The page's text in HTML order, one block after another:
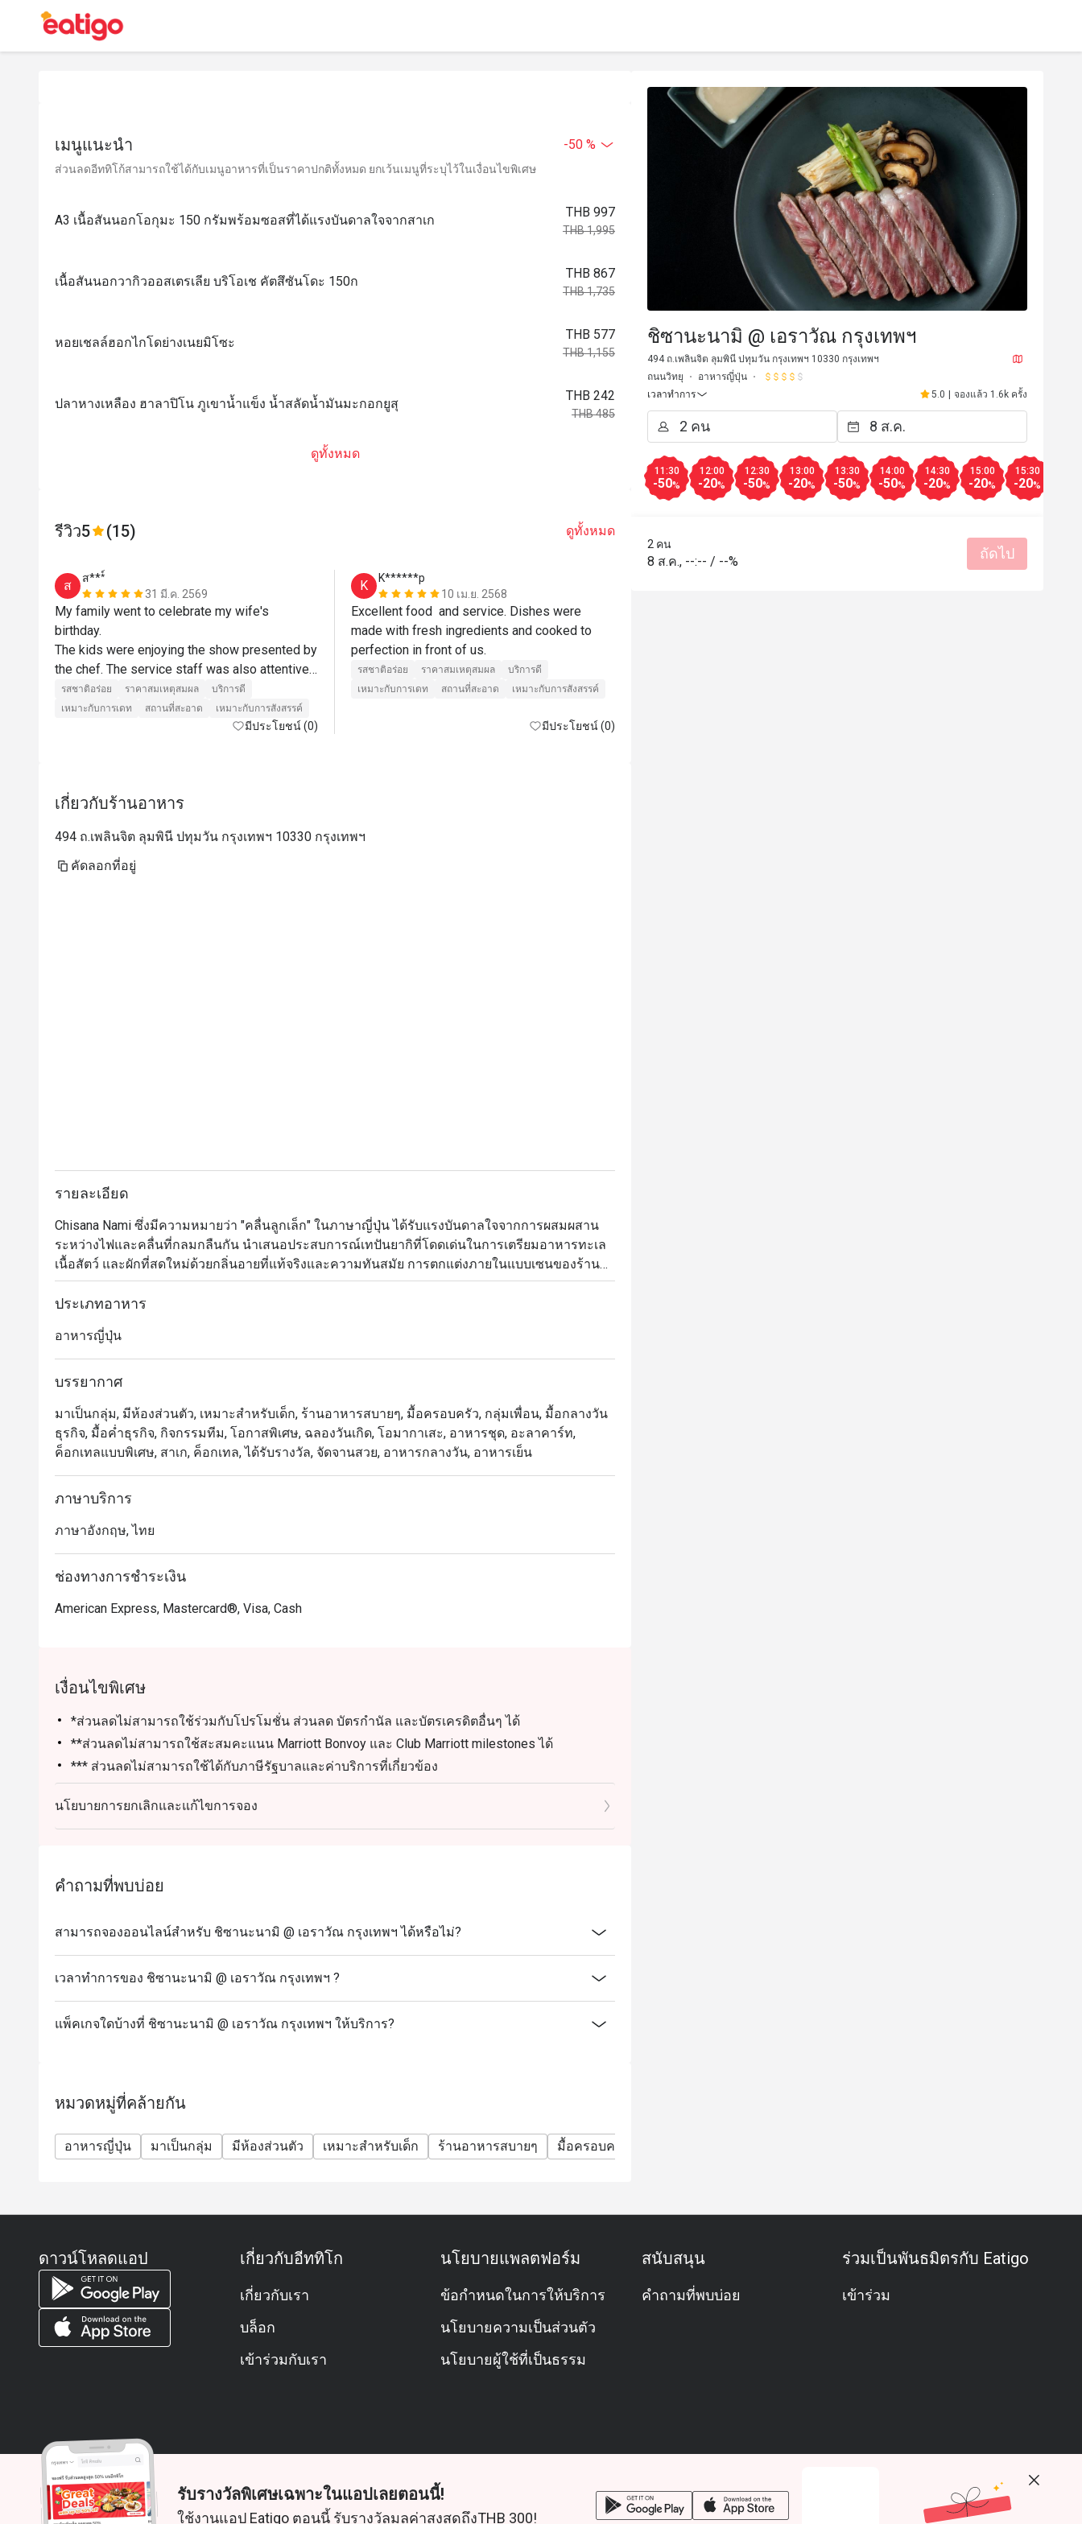
เมนูแนะนำ -50 %
ส่วนลดอีททิโก้สามารถใช้ได้กับเมนูอาหารที่เป็นราคาปกติทั้งหมด ยกเว้นเมนูที่ระบุไว้ในเงื่อนไขพิเศษ
A3 เนื้อสันนอกโอกุมะ 150 กรัมพร้อมซอสที่ได้แรงบันดาลใจจากสาเก
THB 997
THB 1,995
เนื้อสันนอกวากิวออสเตรเลีย บริโอเช คัตสึซันโดะ 150ก
THB 867
THB 1,735
หอยเชลล์ฮอกไกโดย่างเนยมิโซะ
THB 577
THB 1,155
ปลาหางเหลือง ฮาลาปิโน ภูเขาน้ำแข็ง น้ำสลัดน้ำมันมะกอกยูสุ
THB 242
THB 485
ดูทั้งหมด
รีวิว5 (15) ดูทั้งหมด
ส
ส***์
31 มี.ค. 2569
My family went to celebrate my wife's
birthday.
The kids were enjoying the show presented by
the chef. The service staff was also attentive
and helpful. Always asking if they could assist
more.
As for the food, it was delicious. The
for my wife's birthday. Almost all the staff
She was very happy about it. These small
details create a remembrance in our mind and
รสชาติอร่อย ราคาสมเหตุสมผล
บริการดี
เหมาะกับการเดท
สถานที่สะอาด เหมาะกับการสังสรรค์
มีประโยชน์ (0)
K
K******p
10 เม.ย. 2568
Excellent food  and service. Dishes were
made with fresh ingredients and cooked to
รสชาติอร่อย ราคาสมเหตุสมผล
บริการดี
เหมาะกับการเดท
สถานที่สะอาด เหมาะกับการสังสรรค์
มีประโยชน์ (0)
เกี่ยวกับร้านอาหาร
494 ถ.เพลินจิต ลุมพินี ปทุมวัน กรุงเทพฯ 10330 กรุงเทพฯ
คัดลอกที่อยู่
รายละเอียด
Chisana Nami ซึ่งมีความหมายว่า "คลื่นลูกเล็ก" ในภาษาญี่ปุ่น ได้รับแรงบันดาลใจจากการผสมผสาน
ระหว่างไฟและคลื่นที่กลมกลืนกัน นำเสนอประสบการณ์เทปันยากิที่โดดเด่นในการเตรียมอาหารทะเล
เนื้อสัตว์ และผักที่สดใหม่ด้วยกลิ่นอายที่แท้จริงและความทันสมัย การตกแต่งภายในแบบเซนของร้าน
อาหารมีการออกแบบร่วมสมัยที่ทันสมัยพร้อมบรรยากาศที่หรูหรา พื้นที่นี้โดดเด่นด้วยโทนสีเดียว เน้น
ด้วยโทนสีอบอุ่นของเก้าอี้ไม้และหนังรอบเคาน์เตอร์หินอ่อนอันมีสไตล์
ประเภทอาหาร
อาหารญี่ปุ่น
บรรยากาศ
มาเป็นกลุ่ม, มีห้องส่วนตัว, เหมาะสำหรับเด็ก, ร้านอาหารสบายๆ, มื้อครอบครัว, กลุ่มเพื่อน, มื้อกลางวัน
ธุรกิจ, มื้อค่ำธุรกิจ, กิจกรรมทีม, โอกาสพิเศษ, ฉลองวันเกิด, โอมากาเสะ, อาหารชุด, อะลาคาร์ท,
ค็อกเทลแบบพิเศษ, สาเก, ค็อกเทล, ได้รับรางวัล, จัดจานสวย, อาหารกลางวัน, อาหารเย็น
ภาษาบริการ
ภาษาอังกฤษ, ไทย
ช่องทางการชำระเงิน
American Express, Mastercard®, Visa, Cash
เงื่อนไขพิเศษ
*ส่วนลดไม่สามารถใช้ร่วมกับโปรโมชั่น ส่วนลด บัตรกำนัล และบัตรเครดิตอื่นๆ ได้
**ส่วนลดไม่สามารถใช้สะสมคะแนน Marriott Bonvoy และ Club Marriott milestones ได้
*** ส่วนลดไม่สามารถใช้ได้กับภาษีรัฐบาลและค่าบริการที่เกี่ยวข้อง
นโยบายการยกเลิกและแก้ไขการจอง
คำถามที่พบบ่อย
สามารถจองออนไลน์สำหรับ ชิซานะนามิ @ เอราวัณ กรุงเทพฯ ได้หรือไม่?
เวลาทำการของ ชิซานะนามิ @ เอราวัณ กรุงเทพฯ ?
แพ็คเกจใดบ้างที่ ชิซานะนามิ @ เอราวัณ กรุงเทพฯ ให้บริการ?
หมวดหมู่ที่คล้ายกัน
อาหารญี่ปุ่น มาเป็นกลุ่ม มีห้องส่วนตัว เหมาะสำหรับเด็ก ร้านอาหารสบายๆ มื้อครอบครัว
ชิซานะนามิ @ เอราวัณ กรุงเทพฯ
494 ถ.เพลินจิต ลุมพินี ปทุมวัน กรุงเทพฯ 10330 กรุงเทพฯ
ถนนวิทยุ
อาหารญี่ปุ่น
เวลาทำการ
5.0 | จองแล้ว 1.6k ครั้ง
11:30
-50%
12:00
-20%
12:30
-50%
13:00
-20%
13:30
-50%
14:00
-50%
14:30
-20%
15:00
-20%
15:30
-20%
2 คน
8 ส.ค., --:-- / --% ถัดไป
ดาวน์โหลดแอป เกี่ยวกับอีททิโก
เกี่ยวกับเรา
บล็อก
เข้าร่วมกับเรา
นโยบายแพลตฟอร์ม
ข้อกำหนดในการให้บริการ
นโยบายความเป็นส่วนตัว
นโยบายผู้ใช้ที่เป็นธรรม
สนับสนุน
คำถามที่พบบ่อย
ร่วมเป็นพันธมิตรกับ Eatigo
เข้าร่วม
© 2026 Zoek. สงวนลิขสิทธิ์
รับรางวัลพิเศษเฉพาะในแอปเลยตอนนี้!
ใช้งานแอป Eatigo ตอนนี้ รับรางวัลมูลค่าสูงสุดถึงTHB 300!